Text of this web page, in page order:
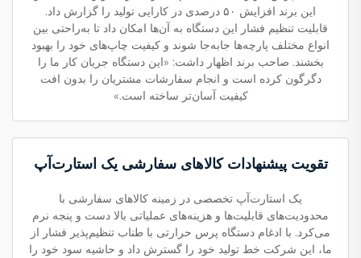
این برند افزایش ۵۰ درصدی در کارایی تولید را گزارش داد.
قابلیت تنظیم فشار این دستگاه به آن‌ها امکان داد تا به‌راحتی بین
انواع مختلف پارچه‌ها جابه‌جا شوند و کیفیت چاپ‌های خود را بهبود
بخشند. صاحب برند اظهار داشت: «این دستگاه جریان کار ما را
دگرگون کرده است و انجام سفارشات مشتریان را بدون افت
کیفیت آسان‌تر ساخته است.»
تقویت پیشنهادات کالاهای سفارشی یک استارت‌آپ
یک استارت‌آپ تخصصی در زمینه کالاهای سفارشی با
محدودیت‌های قابلیت‌ها و هزینه‌های عملیاتی بالا دست و پنجه نرم
می‌کرد. با ادغام دستگاه پرس حرارتی با طناب تنظیم‌پذیر فشار از
ما، این شرکت خط تولید خود را گسترش داد و حاشیه سود خود را